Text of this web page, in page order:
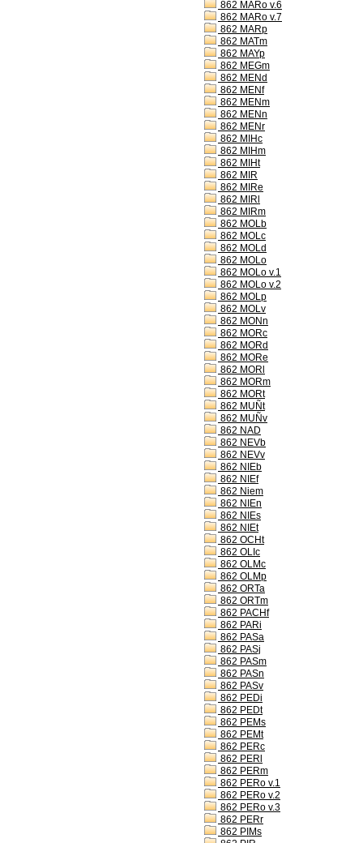
862 MARo v.6
862 MARo v.7
862 MARp
862 MATm
862 MAYp
862 MEGm
862 MENd
862 MENf
862 MENm
862 MENn
862 MENr
862 MIHc
862 MIHm
862 MIHt
862 MIR
862 MIRe
862 MIRl
862 MIRm
862 MOLb
862 MOLc
862 MOLd
862 MOLo
862 MOLo v.1
862 MOLo v.2
862 MOLp
862 MOLv
862 MONn
862 MORc
862 MORd
862 MORe
862 MORl
862 MORm
862 MORt
862 MUÑt
862 MUÑv
862 NAD
862 NEVb
862 NEVv
862 NIEb
862 NIEf
862 Niem
862 NIEn
862 NIEs
862 NIEt
862 OCHt
862 OLIc
862 OLMc
862 OLMp
862 ORTa
862 ORTm
862 PACHf
862 PARi
862 PASa
862 PASj
862 PASm
862 PASn
862 PASv
862 PEDi
862 PEDt
862 PEMs
862 PEMt
862 PERc
862 PERl
862 PERm
862 PERo v.1
862 PERo v.2
862 PERo v.3
862 PERr
862 PIMs